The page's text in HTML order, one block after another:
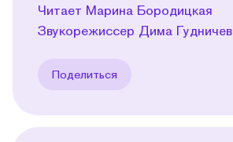
Читает Марина Бородицкая
Звукорежиссер Дима Гудничев
Поделиться